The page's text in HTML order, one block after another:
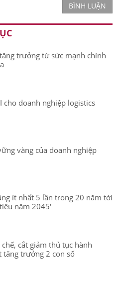
BÌNH LUẬN
trưởng từ sức mạnh chính
cho doanh nghiệp logistics
vàng của doanh nghiệp
ít nhất 5 lần trong 20 năm tới
năm 2045'
chế, cắt giảm thủ tục hành
tăng trưởng 2 con số